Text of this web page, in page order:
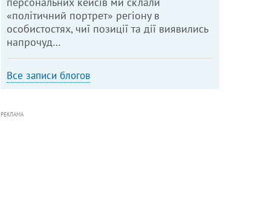
«політичний портрет» регіону в
особистостях, чиї позиції та дії виявились
напрочуд…
Все записи блогов
РЕКЛАМА